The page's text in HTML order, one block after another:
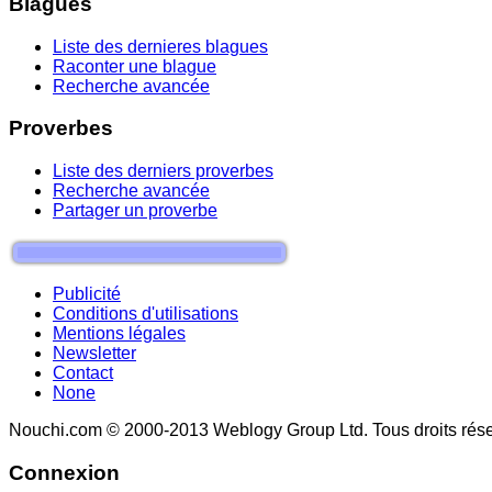
Liste des dernieres blagues
Raconter une blague
Recherche avancée
Proverbes
Liste des derniers proverbes
Recherche avancée
Partager un proverbe
Publicité
Conditions d'utilisations
Mentions légales
Newsletter
Contact
None
Nouchi.com © 2000-2013 Weblogy Group Ltd. Tous droits
Connexion